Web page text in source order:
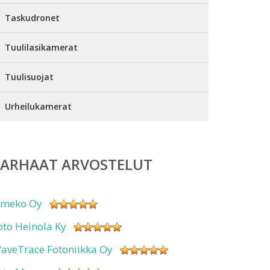
Taskudronet
Tuulilasikamerat
Tuulisuojat
Urheilukamerat
ARVOSTELUT
Oy
Heinola Ky
Fotoniikka Oy